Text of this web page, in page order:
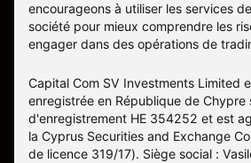
encourageons à utiliser les services
société pour mieux comprendre les
engager dans des opérations de
Capital Com SV Investments Limited
enregistrée en République de Chypre
d'enregistrement HE 354252 et est
la Cyprus Securities and Exchange
de licence 319/17). Siège social :